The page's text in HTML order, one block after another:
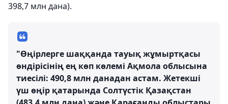
398,7 млн дана).
"Өңірлерге шаққанда тауық жұмыртқасы
өндірісінің ең көп көлемі Ақмола облысына
тиесілі: 490,8 млн данадан астам. Жетекші
үш өңір қатарында Солтүстік Қазақстан